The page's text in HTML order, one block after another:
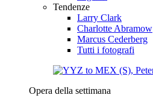
Tendenze
Larry Clark
Charlotte Abramow
Marcus Cederberg
Tutti i fotografi
Opera della settimana